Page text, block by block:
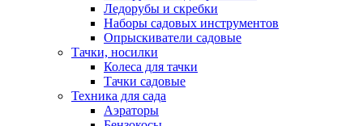
Ледорубы и скребки
Наборы садовых инструментов
Опрыскиватели садовые
Тачки, носилки
Колеса для тачки
Тачки садовые
Техника для сада
Аэраторы